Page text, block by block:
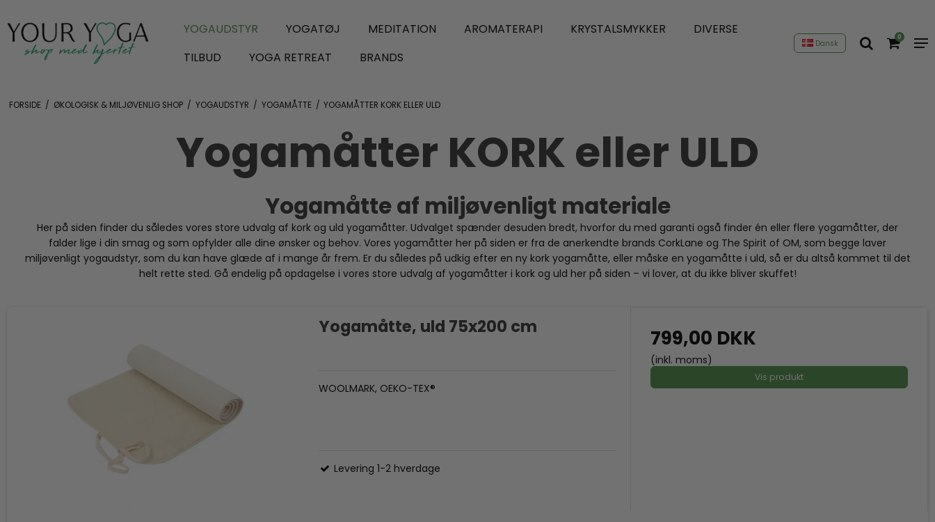
YOGAUDSTYR YOGATØJ MEDITATION AROMATERAPI KRYSTALSMYKKER
DIVERSE
TILBUD
YOGA RETREAT BRANDS
Dansk
0
FORSIDE / ØKOLOGISK & MILJØVENLIG SHOP / YOGAUDSTYR / YOGAMÅTTE / YOGAMÅTTER KORK ELLER ULD
Yogamåtter KORK eller ULD
Yogamåtte af miljøvenligt materiale
Her på siden finder du således vores store udvalg af kork og uld yogamåtter. Udvalget spænder desuden bredt, hvorfor du med garanti også finder én eller flere yogamåtter, der
falder lige i din smag og som opfylder alle dine ønsker og behov. Vores yogamåtter her på siden er fra de anerkendte brands CorkLane og The Spirit of OM, som begge laver
miljøvenligt yogaudstyr, som du kan have glæde af i mange år frem. Er du således på udkig efter en ny kork yogamåtte, eller måske en yogamåtte i uld, så er du altså kommet til det
helt rette sted. Gå endelig på opdagelse i vores store udvalg af yogamåtter i kork og uld her på siden – vi lover, at du ikke bliver skuffet!
Yogamåtte, uld 75x200 cm
WOOLMARK, OEKO-TEX®
Levering 1-2 hverdage
799,00 DKK
(inkl. moms)
Vis produkt